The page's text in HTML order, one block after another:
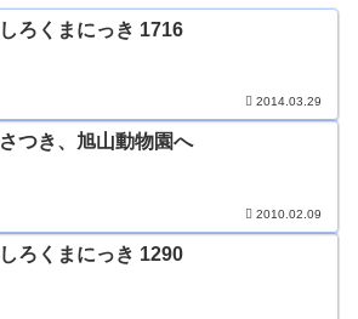
しろくまにっき 1716
2014.03.29
さつき、旭山動物園へ
2010.02.09
しろくまにっき 1290